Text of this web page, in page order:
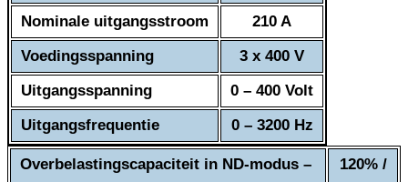
Nominale uitgangsstroom
210 A
Voedingsspanning
3 x 400 V
Uitgangsspanning
0 – 400 Volt
Uitgangsfrequentie
0 – 3200 Hz
Overbelastingscapaciteit in ND-modus –
120% /